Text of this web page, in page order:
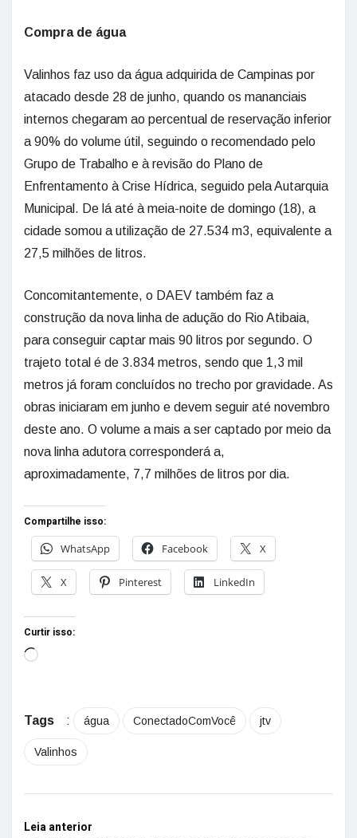
Compra de água
Valinhos faz uso da água adquirida de Campinas por
atacado desde 28 de junho, quando os mananciais
internos chegaram ao percentual de reservação inferior
a 90% do volume útil, seguindo o recomendado pelo
Grupo de Trabalho e à revisão do Plano de
Enfrentamento à Crise Hídrica, seguido pela Autarquia
Municipal. De lá até à meia-noite de domingo (18), a
cidade somou a utilização de 27.534 m3, equivalente a
27,5 milhões de litros.
Concomitantemente, o DAEV também faz a
construção da nova linha de adução do Rio Atibaia,
para conseguir captar mais 90 litros por segundo. O
trajeto total é de 3.834 metros, sendo que 1,3 mil
metros já foram concluídos no trecho por gravidade. As
obras iniciaram em junho e devem seguir até novembro
deste ano. O volume a mais a ser captado por meio da
nova linha adutora corresponderá a,
aproximadamente, 7,7 milhões de litros por dia.
Compartilhe isso:
WhatsApp
Facebook X
X Pinterest LinkedIn
Curtir isso:
Tags : água ConectadoComVocê jtv
Valinhos
Leia anterior